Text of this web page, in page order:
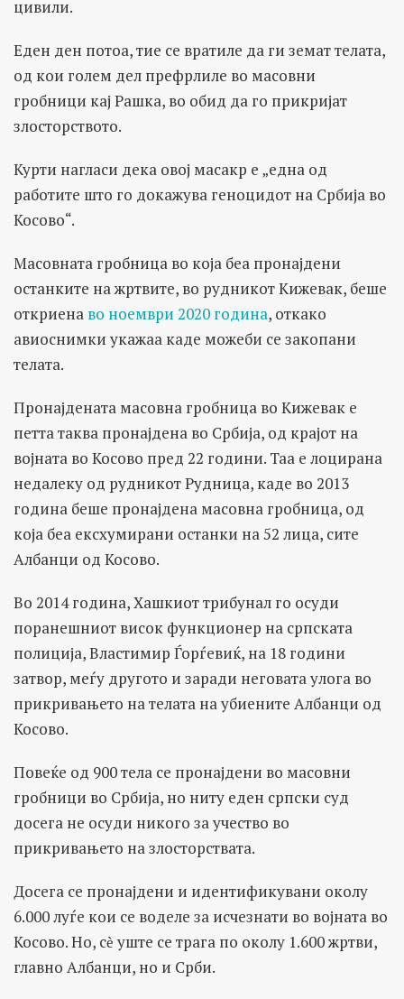
цивили.
Еден ден потоа, тие се вратиле да ги земат телата,
од кои голем дел префрлиле во масовни
гробници кај Рашка, во обид да го прикријат
злосторството.
Курти нагласи дека овој масакр е „една од
работите што го докажува геноцидот на Србија во
Косово“.
Масовната гробница во која беа пронајдени
останките на жртвите, во рудникот Кижевак, беше
откриена во ноември 2020 година, откако
авиоснимки укажаа каде можеби се закопани
телата.
Пронајдената масовна гробница во Кижевак е
петта таква пронајдена во Србија, од крајот на
војната во Косово пред 22 години. Таа е лоцирана
недалеку од рудникот Рудница, каде во 2013
година беше пронајдена масовна гробница, од
која беа ексхумирани останки на 52 лица, сите
Албанци од Косово.
Во 2014 година, Хашкиот трибунал го осуди
поранешниот висок функционер на српската
полиција, Властимир Ѓорѓевиќ, на 18 години
затвор, меѓу другото и заради неговата улога во
прикривањето на телата на убиените Албанци од
Косово.
Повеќе од 900 тела се пронајдени во масовни
гробници во Србија, но ниту еден српски суд
досега не осуди никого за учество во
прикривањето на злосторствата.
Досега се пронајдени и идентификувани околу
6.000 луѓе кои се воделе за исчезнати во војната во
Косово. Но, сѐ уште се трага по околу 1.600 жртви,
главно Албанци, но и Срби.